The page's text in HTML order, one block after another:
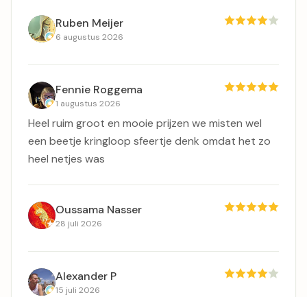
Ruben Meijer
6 augustus 2026
Fennie Roggema
1 augustus 2026
Heel ruim groot en mooie prijzen we misten wel
een beetje kringloop sfeertje denk omdat het zo
heel netjes was
Oussama Nasser
28 juli 2026
Alexander P
15 juli 2026